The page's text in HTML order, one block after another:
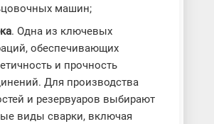
машин;
. Одна из ключевых
обеспечивающих
и прочность
Для производства
и резервуаров выбирают
виды сварки, включая